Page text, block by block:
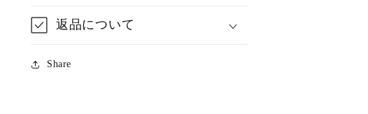
返品について
Share